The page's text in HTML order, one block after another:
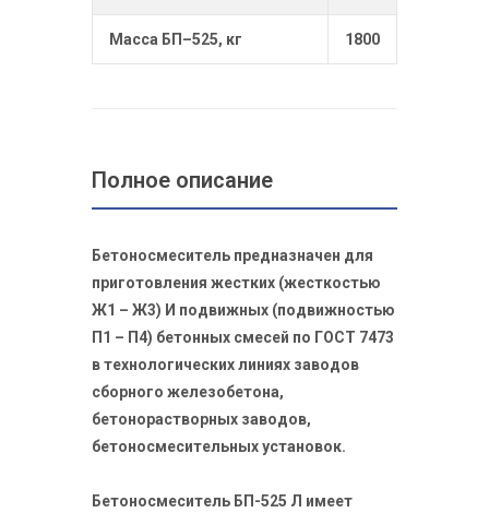
Масса БП–525, кг 1800
Полное описание
Бетоносмеситель предназначен для
приготовления жестких (жесткостью
Ж1 – Ж3) И подвижных (подвижностью
П1 – П4) бетонных смесей по ГОСТ 7473
в технологических линиях заводов
сборного железобетона,
бетонорастворных заводов,
бетоносмесительных установок.
Бетоносмеситель БП-525 Л имеет